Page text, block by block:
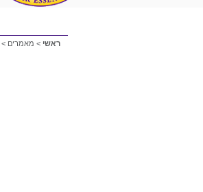
ראשי > מאמרים >